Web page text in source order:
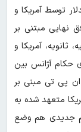
به مبلغ ۳۰۰ میلیارد دلار توسط آمریکا و
توافق نهایی مبتنی بر
آمریکا و
حکام آژانس بین
پیمان ان پی تی مبنی بر
مذاکرات آمریکا متعهد شده به
جدیدی هم وضع